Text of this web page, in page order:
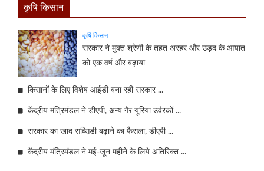
कृषि किसान
कृषि किसान
सरकार ने मुक्त श्रेणी के तहत अरहर और उड़द के आयात
को एक वर्ष और बढ़ाया
किसानों के लिए विशेष आईडी बना रही सरकार ...
केंद्रीय मंत्रिमंडल ने डीएपी, अन्य गैर यूरिया उर्वरकों ...
सरकार का खाद सब्सिडी बढ़ाने का फैसला, डीएपी ...
केंद्रीय मंत्रिमंडल ने मई-जून महीने के लिये अतिरिक्त ...